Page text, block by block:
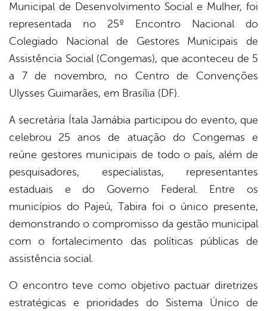
Municipal de Desenvolvimento Social e Mulher, foi
representada no 25º Encontro Nacional do
Colegiado Nacional de Gestores Municipais de
Assistência Social (Congemas), que aconteceu de 5
a 7 de novembro, no Centro de Convenções
Ulysses Guimarães, em Brasília (DF).
A secretária Ítala Jamábia participou do evento, que
celebrou 25 anos de atuação do Congemas e
reúne gestores municipais de todo o país, além de
pesquisadores, especialistas, representantes
estaduais e do Governo Federal. Entre os
municípios do Pajeú, Tabira foi o único presente,
demonstrando o compromisso da gestão municipal
com o fortalecimento das políticas públicas de
assistência social.
O encontro teve como objetivo pactuar diretrizes
estratégicas e prioridades do Sistema Único de